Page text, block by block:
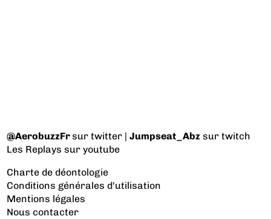
@AerobuzzFrsur twitter |Jumpseat_Abz sur twitch
Les Replays sur youtube
Charte de déontologie
Conditions générales d'utilisation
Mentions légales
Nous contacter